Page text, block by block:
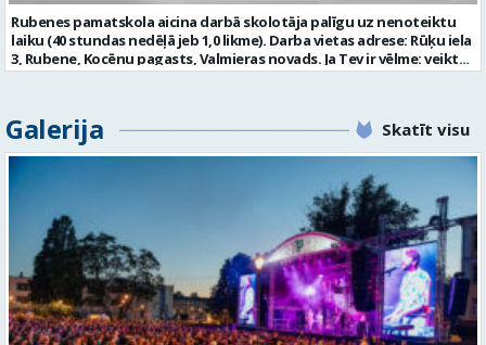
atbilstoši Ministru kabineta noteikumiem Nr. 445 “Pedagogu darba
samaksas noteikumi” 1057,05 EUR pirms nodokļu nomaksas; darba
devēja līdzfinansētu veselības apdrošināšanu pēc pārbaudes laika
beigām; atsaucīgu kolektīvu. Curriculum Vitae (CV) un pieteikumu
27.augustam. Tālrunis uzziņām: 26856124 Profesija: PIRMSSKOLAS
IZGLĪTĪBAS MŪZIKAS SKOLOTĀJS Darba vietas adrese: LATVIJA, Kalna
iela 2, Kocēni, Kocēnu pag., Valmieras nov. Slodze: Nepilna slodze
Darbības joma: Izglītība / Zinātne Pieteikto vietu skaits: 1 Aktuāla
līdz: 2026-08-27 Kontaktpersona: auseklitis@valmiera.edu.lv 26856124
Rubenes pamatskola aicina darbā skolotāja palīgu uz nenoteiktu
laiku (40 stundas nedēļā jeb 1,0 likme). Darba vietas adrese: Rūķu iela
3, Rubene, Kocēnu pagasts, Valmieras novads. Ja Tev ir vēlme: veikt
bērnu aprūpi ikdienā; sadarboties ar grupas skolotājām, sniegt
ievērošanu; nodrošināt telpu, inventāra tīrību un kārtību; un ja Tev
ir: vismaz vispārējā vidējā izglītība (vēlams praktiskā pieredze darbā
ar bērniem); valsts valodas prasmes atbilstoši Valsts valodas likuma
prasībām; kompetences: prasme plānot, organizēt un kvalitatīvi
veikt savu darbu, disciplinētība; pozitīva, radoša un atbildīga
attieksme pret darbu; psiholoģiskā noturība un augsta saskarsmes
kultūra; pozitīva un atbildīga attieksme pret darbu; mēs
piedāvājam: pamatalgu pārbaudes laikā 780,00 EUR pirms nodokļu
nomaksas, pēc pārbaudes laika 850 EUR pirms nodokļu nomaksas;
iespēju saņemt atvaļinājuma pabalstu par labu darba sniegumu;
darba devēja līdzfinansētu veselības apdrošināšanu pēc pārbaudes
laika beigām, kā arī citas sociālās garantijas atbilstoši darba
Galerija Skatīt visu